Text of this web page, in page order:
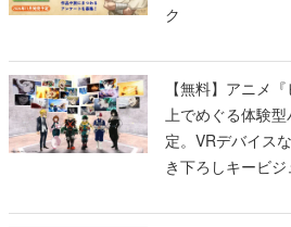
ク
【無料】アニメ
上でめぐる体験
定。VRデバイス
き下ろしキービ